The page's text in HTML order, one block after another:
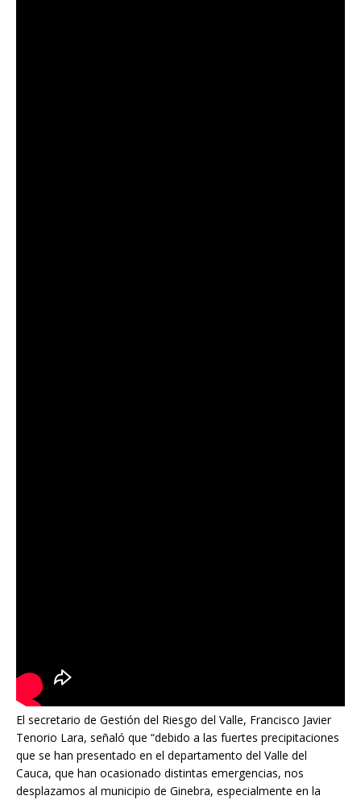
El secretario de Gestión del Riesgo del Valle, Francisco Javier
Tenorio Lara, señaló que “debido a las fuertes precipitaciones
que se han presentado en el departamento del Valle del
Cauca, que han ocasionado distintas emergencias, nos
desplazamos al municipio de Ginebra, especialmente en la